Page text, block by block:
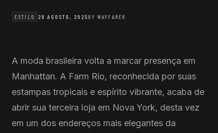
ESTILO 29 AGOSTO, 2025BY WAYFARER
A moda brasileira volta a marcar presença em
Manhattan. A Farm Rio, reconhecida por suas
estampas tropicais e espírito vibrante, acaba de
abrir sua terceira loja em Nova York, desta vez
em um dos endereços mais elegantes da